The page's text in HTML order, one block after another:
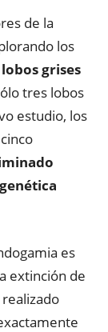
de la
los
lobos grises
tres lobos
estudio, los
es
extinción de